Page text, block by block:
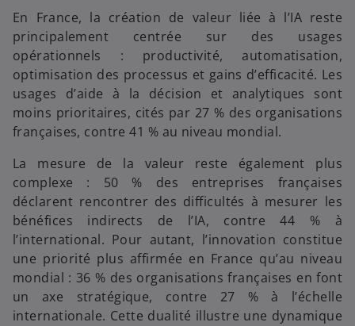
En France, la création de valeur liée à l’IA reste
principalement centrée sur des usages
opérationnels : productivité, automatisation,
optimisation des processus et gains d’efficacité. Les
usages d’aide à la décision et analytiques sont
moins prioritaires, cités par 27 % des organisations
françaises, contre 41 % au niveau mondial.
La mesure de la valeur reste également plus
complexe : 50 % des entreprises françaises
déclarent rencontrer des difficultés à mesurer les
bénéfices indirects de l’IA, contre 44 % à
l’international. Pour autant, l’innovation constitue
une priorité plus affirmée en France qu’au niveau
mondial : 36 % des organisations françaises en font
un axe stratégique, contre 27 % à l’échelle
internationale. Cette dualité illustre une dynamique